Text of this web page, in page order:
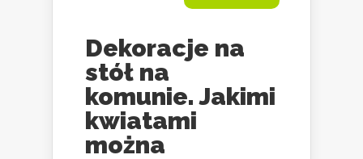
Dekoracje na
stół na
komunie. Jakimi
kwiatami
można